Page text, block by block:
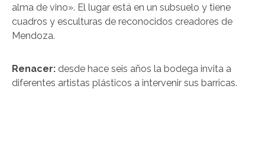
alma de vino». El lugar está en un subsuelo y tiene
cuadros y esculturas de reconocidos creadores de
Mendoza.
Renacer: desde hace seis años la bodega invita a
diferentes artistas plásticos a intervenir sus barricas.